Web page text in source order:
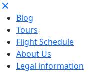
Blog
Tours
Flight Schedule
About Us
Legal information